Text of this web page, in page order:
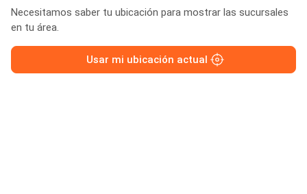
Necesitamos saber tu ubicación para mostrar las sucursales
en tu área.
Usar mi ubicación actual